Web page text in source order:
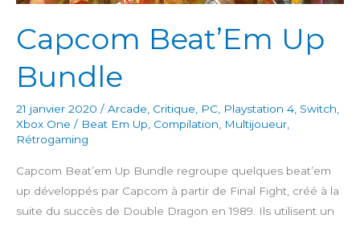
Capcom Beat’Em Up
Bundle
21 janvier 2020 / Arcade, Critique, PC, Playstation 4, Switch,
Xbox One / Beat Em Up, Compilation, Multijoueur,
Rétrogaming
Capcom Beat’em Up Bundle regroupe quelques beat’em
up développés par Capcom à partir de Final Fight, créé à la
suite du succès de Double Dragon en 1989. Ils utilisent un